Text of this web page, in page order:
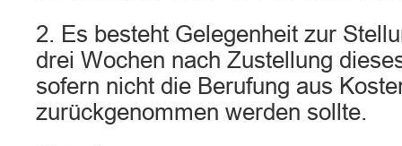
2. Es besteht Gelegenheit zur
drei Wochen nach Zustellung
sofern nicht die Berufung aus
zurückgenommen werden sollte.